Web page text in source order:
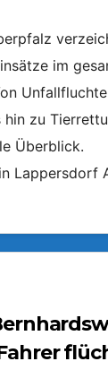
im
hin zu
Überblick.
Lappersdorf